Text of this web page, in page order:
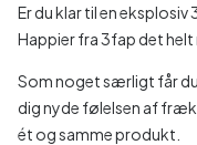
Er du klar til en eksplosiv
Happier fra 3fap det
Som noget særligt får
dig nyde følelsen af fræk
ét og samme produkt.